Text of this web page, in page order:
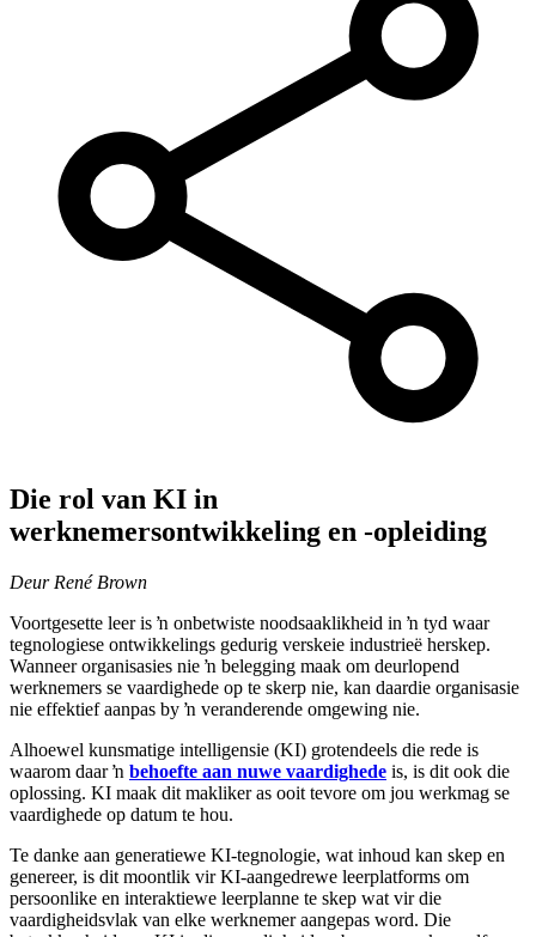
Die rol van KI in
werknemersontwikkeling en -opleiding
Deur René Brown
Voortgesette leer is ŉ onbetwiste noodsaaklikheid in ŉ tyd waar
tegnologiese ontwikkelings gedurig verskeie industrieë herskep.
Wanneer organisasies nie ŉ belegging maak om deurlopend
werknemers se vaardighede op te skerp nie, kan daardie organisasie
nie effektief aanpas by ŉ veranderende omgewing nie.
Alhoewel kunsmatige intelligensie (KI) grotendeels die rede is
waarom daar ŉ behoefte aan nuwe vaardighede is, is dit ook die
oplossing. KI maak dit makliker as ooit tevore om jou werkmag se
vaardighede op datum te hou.
Te danke aan generatiewe KI-tegnologie, wat inhoud kan skep en
genereer, is dit moontlik vir KI-aangedrewe leerplatforms om
persoonlike en interaktiewe leerplanne te skep wat vir die
vaardigheidsvlak van elke werknemer aangepas word. Die